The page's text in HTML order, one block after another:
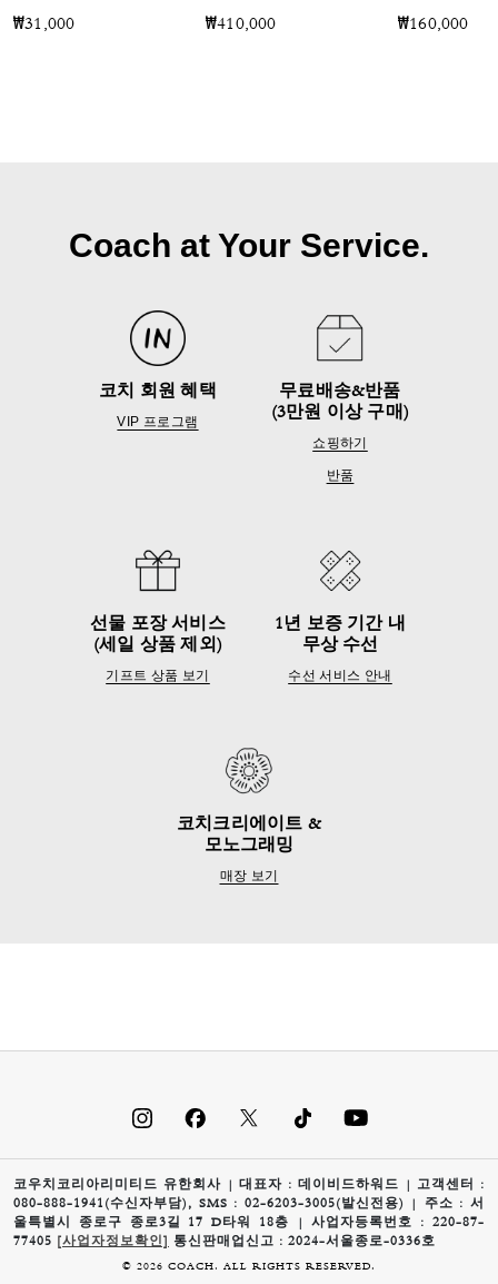
₩31,000 ₩410,000 ₩160,000
Coach at Your Service.
코치 회원 혜택
VIP 프로그램
무료배송&반품
(3만원 이상 구매)
쇼핑하기
반품
선물 포장 서비스
(세일 상품 제외)
기프트 상품 보기
1년 보증 기간 내
무상 수선
수선 서비스 안내
코치크리에이트 &
모노그래밍
매장 보기
코우치코리아리미티드 유한회사 | 대표자 : 데이비드하워드 | 고객센터 :
080-888-1941(수신자부담), SMS : 02-6203-3005(발신전용) | 주소 : 서
울특별시 종로구 종로3길 17 D타워 18층 | 사업자등록번호 : 220-87-
77405
[사업자정보확인] 통신판매업신고 : 2024-서울종로-0336호
© 2026 COACH. ALL RIGHTS RESERVED.